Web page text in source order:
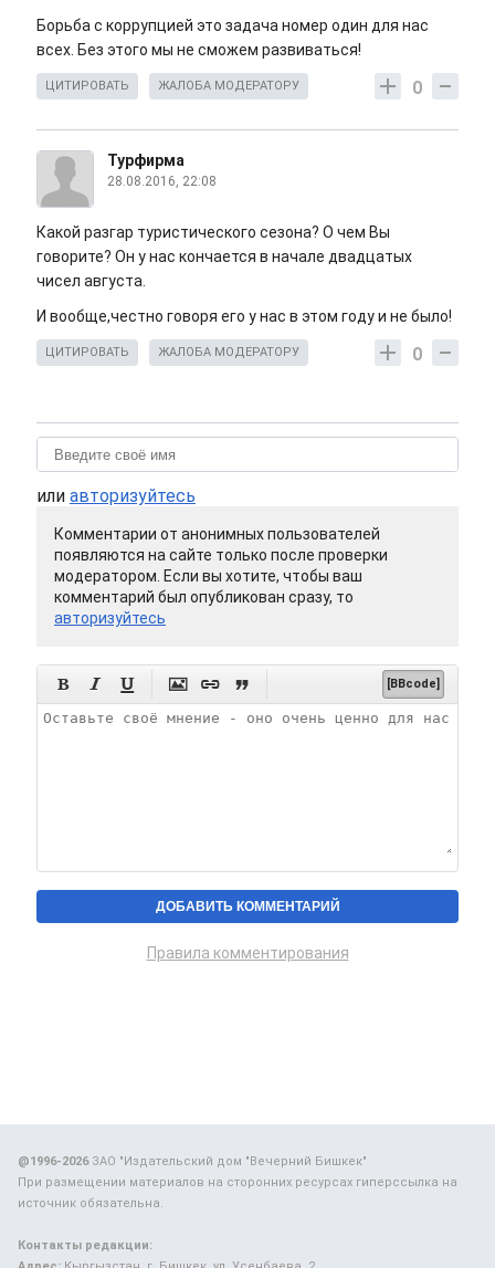
Борьба с коррупцией это задача номер один для нас
всех. Без этого мы не сможем развиваться!
0
ЦИТИРОВАТЬ ЖАЛОБА МОДЕРАТОРУ
Турфирма
28.08.2016, 22:08
Какой разгар туристического сезона? О чем Вы
говорите? Он у нас кончается в начале двадцатых
чисел августа.
И вообще,честно говоря его у нас в этом году и не было!
0
ЦИТИРОВАТЬ ЖАЛОБА МОДЕРАТОРУ
или авторизуйтесь
Комментарии от анонимных пользователей
появляются на сайте только после проверки
модератором. Если вы хотите, чтобы ваш
комментарий был опубликован сразу, то
авторизуйтесь
      [BBcode]
Правила комментирования
@1996-2026ЗАО "Издательский дом "Вечерний Бишкек"
При размещении материалов на сторонних ресурсах гиперссылка на
источник обязательна.
Контакты редакции: